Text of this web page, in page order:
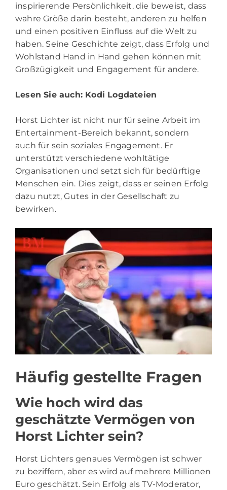
inspirierende Persönlichkeit, die beweist, dass
wahre Größe darin besteht, anderen zu helfen
und einen positiven Einfluss auf die Welt zu
haben. Seine Geschichte zeigt, dass Erfolg und
Wohlstand Hand in Hand gehen können mit
Großzügigkeit und Engagement für andere.
Lesen Sie auch: Kodi Logdateien
Horst Lichter ist nicht nur für seine Arbeit im
Entertainment-Bereich bekannt, sondern
auch für sein soziales Engagement. Er
unterstützt verschiedene wohltätige
Organisationen und setzt sich für bedürftige
Menschen ein. Dies zeigt, dass er seinen Erfolg
dazu nutzt, Gutes in der Gesellschaft zu
bewirken.
Häufig gestellte Fragen
Wie hoch wird das
geschätzte Vermögen von
Horst Lichter sein?
Horst Lichters genaues Vermögen ist schwer
zu beziffern, aber es wird auf mehrere Millionen
Euro geschätzt. Sein Erfolg als TV-Moderator,